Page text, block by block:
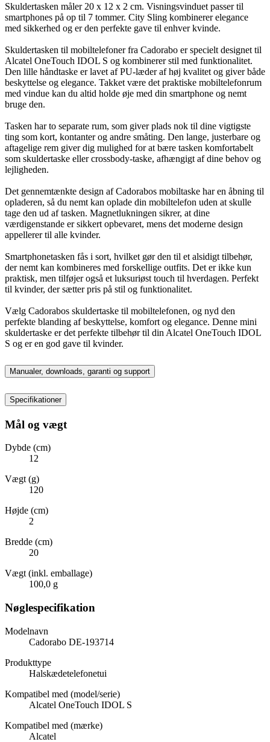
Skuldertasken måler 20 x 12 x 2 cm. Visningsvinduet passer til
smartphones på op til 7 tommer. City Sling kombinerer elegance
med sikkerhed og er den perfekte gave til enhver kvinde.
Skuldertasken til mobiltelefoner fra Cadorabo er specielt designet til
Alcatel OneTouch IDOL S og kombinerer stil med funktionalitet.
Den lille håndtaske er lavet af PU-læder af høj kvalitet og giver både
beskyttelse og elegance. Takket være det praktiske mobiltelefonrum
med vindue kan du altid holde øje med din smartphone og nemt
bruge den.
Tasken har to separate rum, som giver plads nok til dine vigtigste
ting som kort, kontanter og andre småting. Den lange, justerbare og
aftagelige rem giver dig mulighed for at bære tasken komfortabelt
som skuldertaske eller crossbody-taske, afhængigt af dine behov og
lejligheden.
Det gennemtænkte design af Cadorabos mobiltaske har en åbning til
opladeren, så du nemt kan oplade din mobiltelefon uden at skulle
tage den ud af tasken. Magnetlukningen sikrer, at dine
værdigenstande er sikkert opbevaret, mens det moderne design
appellerer til alle kvinder.
Smartphonetasken fås i sort, hvilket gør den til et alsidigt tilbehør,
der nemt kan kombineres med forskellige outfits. Det er ikke kun
praktisk, men tilføjer også et luksuriøst touch til hverdagen. Perfekt
til kvinder, der sætter pris på stil og funktionalitet.
Vælg Cadorabos skuldertaske til mobiltelefonen, og nyd den
perfekte blanding af beskyttelse, komfort og elegance. Denne mini
skuldertaske er det perfekte tilbehør til din Alcatel OneTouch IDOL
S og er en god gave til kvinder.
Manualer, downloads, garanti og support
Specifikationer
Mål og vægt
Dybde (cm)
12
Vægt (g)
120
Højde (cm)
2
Bredde (cm)
20
Vægt (inkl. emballage)
100,0 g
Nøglespecifikation
Modelnavn
Cadorabo DE-193714
Produkttype
Halskædetelefonetui
Kompatibel med (model/serie)
Alcatel OneTouch IDOL S
Kompatibel med (mærke)
Alcatel